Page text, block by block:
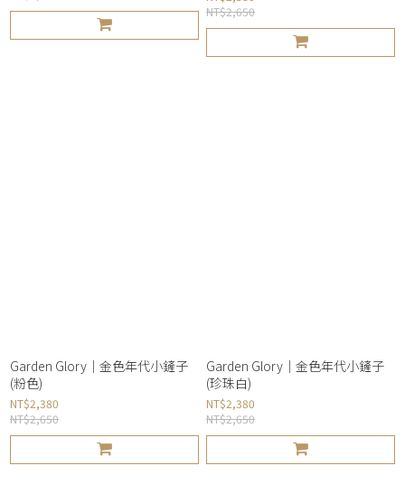
NT$2,650
Garden Glory｜金色年代小鏟子
(粉色)
NT$2,380
NT$2,650
Garden Glory｜金色年代小鏟子
(珍珠白)
NT$2,380
NT$2,650